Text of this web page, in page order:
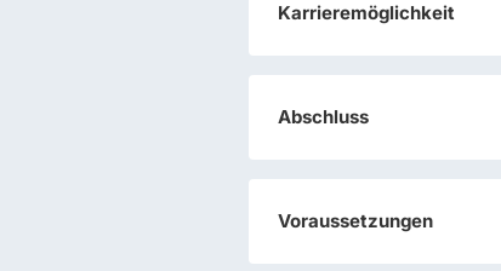
Karrieremöglichkeit
Abschluss
Voraussetzungen